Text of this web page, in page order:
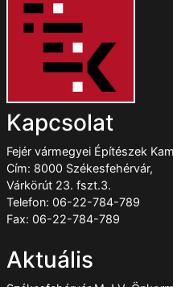
Kapcsolat
Fejér vármegyei Építészek
Cím: 8000 Székesfehérvár,
Várkörút 23. fszt.3.
Telefon: 06-22-784-789
Fax: 06-22-784-789
Aktuális